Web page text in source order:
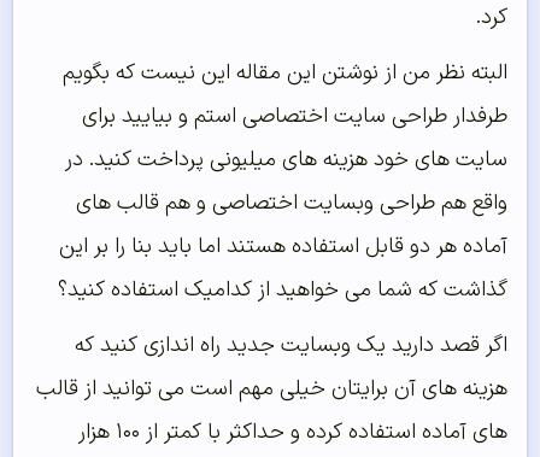
کرد.
البته نظر من از نوشتن این مقاله این نیست که بگویم
طرفدار طراحی سایت اختصاصی استم و بیایید برای
سایت های خود هزینه های میلیونی پرداخت کنید. در
واقع هم طراحی وبسایت اختصاصی و هم قالب های
آماده هر دو قابل استفاده هستند اما باید بنا را بر این
گذاشت که شما می خواهید از کدامیک استفاده کنید؟
اگر قصد دارید یک وبسایت جدید راه اندازی کنید که
هزینه های آن برایتان خیلی مهم است می توانید از قالب
های آماده استفاده کرده و حداکثر با کمتر از ۱۰۰ هزار